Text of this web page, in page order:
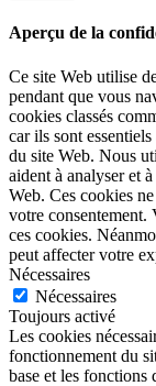
Aperçu de la
Ce site Web utilise
pendant que vous
cookies classés
car ils sont
du site Web. Nous
aident à analyser et
Web. Ces cookies
votre consentement.
ces cookies.
peut affecter votre
Nécessaires
Nécessaires
Toujours activé
Les cookies
fonctionnement du
base et les fonctions